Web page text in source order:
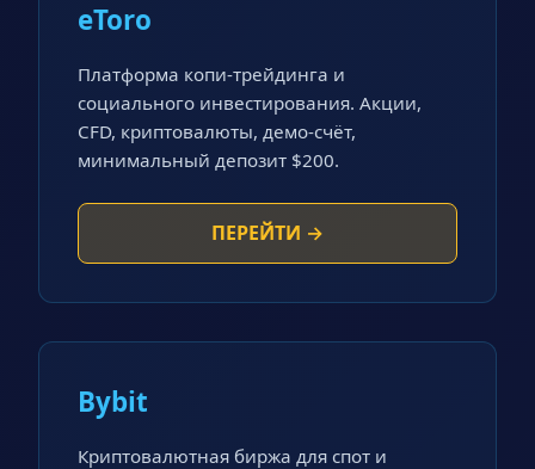
eToro
Платформа копи-трейдинга и
социального инвестирования. Акции,
CFD, криптовалюты, демо-счёт,
минимальный депозит $200.
ПЕРЕЙТИ →
Bybit
Криптовалютная биржа для спот и